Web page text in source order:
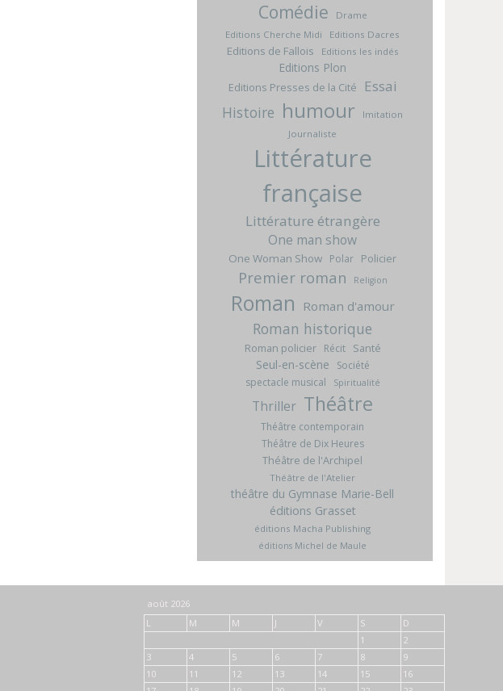
Comédie
Drame
Editions Cherche Midi
Editions Dacres
Editions de Fallois Editions les indés
Editions Plon
Editions Presses de la Cité Essai
Histoire humour
Imitation
Journaliste
Littérature
française
Littérature étrangère
One man show
One Woman Show Polar Policier
Premier roman Religion
Roman Roman d'amour
Roman historique
Roman policier Récit Santé
Seul-en-scène
Société
spectacle musical
Spiritualité
Thriller Théâtre
Théâtre contemporain
Théâtre de Dix Heures
Théâtre de l'Archipel
Théâtre de l'Atelier
théâtre du Gymnase Marie-Bell
éditions Grasset
éditions Macha Publishing
éditions Michel de Maule
août 2026
L
M M J V S
D
1
2
3
4 5 6 7 8
9
10
11 12 13 14 15
16